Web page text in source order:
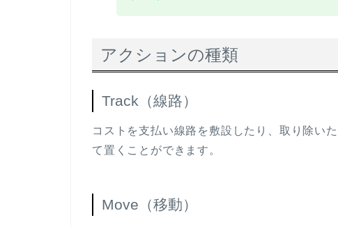
アクションの種類
Track（線路）
コストを支払い線路を敷設したり、取り除い
て置くことができます。
Move（移動）